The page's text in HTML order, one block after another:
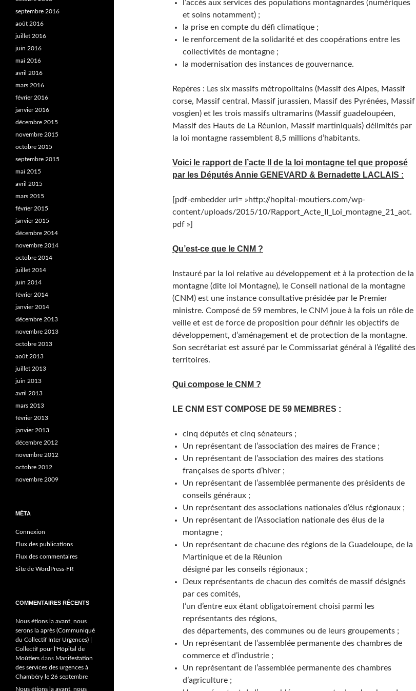
l’accès aux services des populations montagnardes (numériques
et soins notamment) ;
la prise en compte du défi climatique ;
le renforcement de la solidarité et des coopérations entre les
collectivités de montagne ;
la modernisation des instances de gouvernance.
Repères : Les six massifs métropolitains (Massif des Alpes, Massif
corse, Massif central, Massif jurassien, Massif des Pyrénées, Massif
vosgien) et les trois massifs ultramarins (Massif guadeloupéen,
Massif des Hauts de La Réunion, Massif martiniquais) délimités par
la loi montagne rassemblent 8,5 millions d’habitants.
Voici le rapport de l’acte II de la loi montagne tel que proposé
par les Députés Annie GENEVARD & Bernadette LACLAIS :
[pdf-embedder url= »http://hopital-moutiers.com/wp-
content/uploads/2015/10/Rapport_Acte_II_Loi_montagne_21_aot.
pdf »]
Qu’est-ce que le CNM ?
Instauré par la loi relative au développement et à la protection de la
montagne (dite loi Montagne), le Conseil national de la montagne
(CNM) est une instance consultative présidée par le Premier
ministre. Composé de 59 membres, le CNM joue à la fois un rôle de
veille et est de force de proposition pour définir les objectifs de
développement, d’aménagement et de protection de la montagne.
Son secrétariat est assuré par le Commissariat général à l’égalité des
territoires.
Qui compose le CNM ?
LE CNM EST COMPOSE DE 59 MEMBRES :
cinq députés et cinq sénateurs ;
Un représentant de l’association des maires de France ;
Un représentant de l’association des maires des stations
françaises de sports d’hiver ;
Un représentant de l’assemblée permanente des présidents de
conseils généraux ;
Un représentant des associations nationales d’élus régionaux ;
Un représentant de l’Association nationale des élus de la
montagne ;
Un représentant de chacune des régions de la Guadeloupe, de la
Martinique et de la Réunion
désigné par les conseils régionaux ;
Deux représentants de chacun des comités de massif désignés
par ces comités,
l’un d’entre eux étant obligatoirement choisi parmi les
représentants des régions,
des départements, des communes ou de leurs groupements ;
Un représentant de l’assemblée permanente des chambres de
commerce et d’industrie ;
Un représentant de l’assemblée permanente des chambres
d’agriculture ;
septembre 2016
août 2016
juillet 2016
juin 2016
mai 2016
avril 2016
mars 2016
février 2016
janvier 2016
décembre 2015
novembre 2015
octobre 2015
septembre 2015
mai 2015
avril 2015
mars 2015
février 2015
janvier 2015
décembre 2014
novembre 2014
octobre 2014
juillet 2014
juin 2014
février 2014
janvier 2014
décembre 2013
novembre 2013
octobre 2013
août 2013
juillet 2013
juin 2013
avril 2013
mars 2013
février 2013
janvier 2013
décembre 2012
novembre 2012
octobre 2012
novembre 2009
MÉTA
Connexion
Flux des publications
Flux des commentaires
Site de WordPress-FR
COMMENTAIRES RÉCENTS
Nous étions la avant, nous
serons la après (Communiqué
du Collectif Inter Urgences) |
Collectif pour l'Hôpital de
Moûtiers dans Manifestation
des services des urgences à
Chambéry le 26 septembre
Nous étions la avant, nous